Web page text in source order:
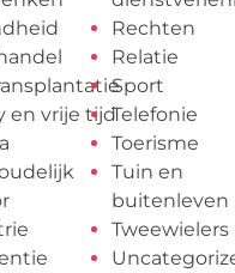
en vrije tijd
Rechten
Relatie
Sport
Telefonie
Toerisme
Tuin en
buitenleven
Tweewielers